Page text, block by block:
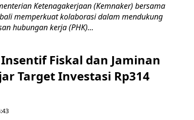
Ketenagakerjaan (Kemnaker) bersama
memperkuat kolaborasi dalam mendukung
hubungan kerja (PHK)...
Fiskal dan Jaminan
Target Investasi Rp314